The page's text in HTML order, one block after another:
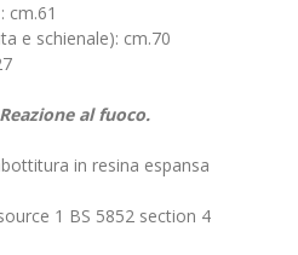
cm.61
e schienale): cm.70
Reazione al fuoco.
in resina espansa
1 BS 5852 section 4